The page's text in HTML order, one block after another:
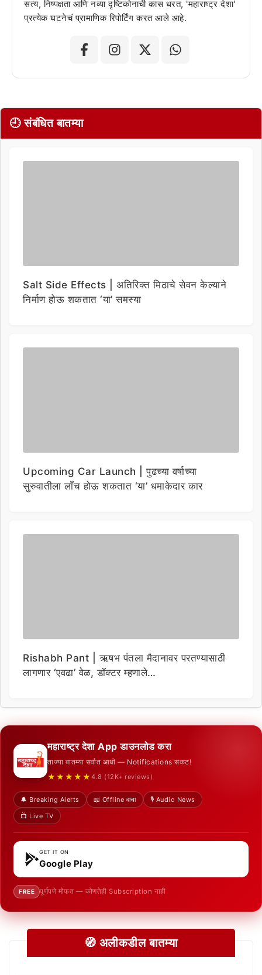
सत्य, निष्पक्षता आणि नव्या दृष्टिकोनाची कास धरत, 'महाराष्ट्र देशा'
प्रत्येक घटनेचं प्रामाणिक रिपोर्टिंग करत आले आहे.
🕘 संबंधित बातम्या
Salt Side Effects | अतिरिक्त मिठाचे सेवन केल्याने
निर्माण होऊ शकतात ‘या’ समस्या
Upcoming Car Launch | पुढच्या वर्षाच्या
सुरुवातीला लाँच होऊ शकतात ‘या’ धमाकेदार कार
Rishabh Pant | ऋषभ पंतला मैदानावर परतण्यासाठी
लागणार ‘एवढा’ वेळ, डॉक्टर म्हणाले…
महाराष्ट्र देशा App डाउनलोड करा
ताज्या बातम्या सर्वात आधी — Notifications सकट!
★★★★★ 4.8 (12K+ reviews)
🔔 Breaking Alerts 📖 Offline वाचा
🎙️ Audio News
📺 Live TV
GET IT ON
Google Play
FREE पूर्णपणे मोफत — कोणतेही Subscription नाही
🧭 अलीकडील बातम्या